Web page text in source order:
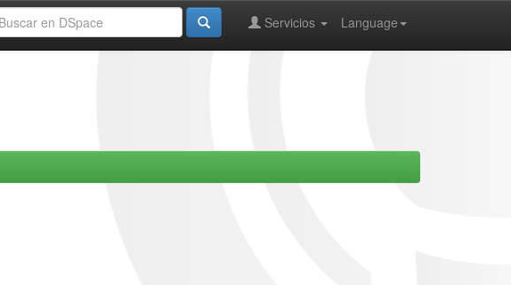
Language
Servicios